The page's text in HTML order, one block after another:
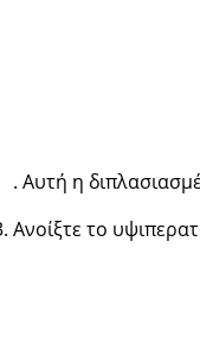
. Αυτή η
Ανοίξτε το